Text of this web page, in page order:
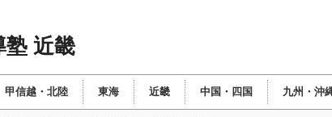
塾 近畿
甲信越・北陸 東海 近畿 中国・四国 九州・沖